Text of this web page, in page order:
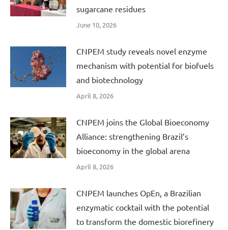
sugarcane residues
June 10, 2026
CNPEM study reveals novel enzyme
mechanism with potential for biofuels
and biotechnology
April 8, 2026
CNPEM joins the Global Bioeconomy
Alliance: strengthening Brazil’s
bioeconomy in the global arena
April 8, 2026
CNPEM launches OpEn, a Brazilian
enzymatic cocktail with the potential
to transform the domestic biorefinery